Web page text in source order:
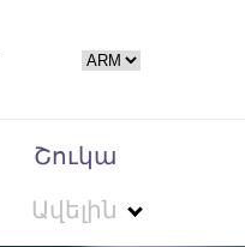
Շուկա
Ավելին